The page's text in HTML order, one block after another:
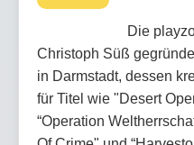
Die
Christoph Süß
in Darmstadt, dessen
für Titel wie "Desert
“Operation